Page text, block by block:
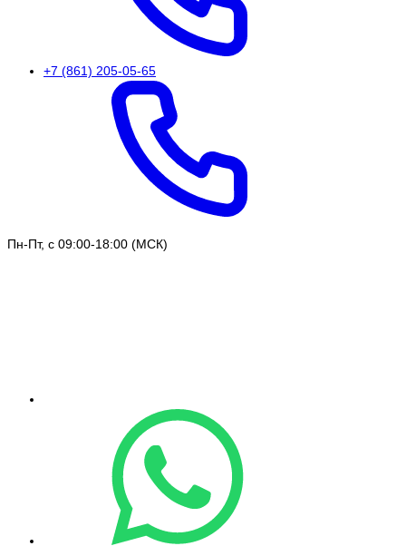
+7 (861) 205-05-65
Пн-Пт, с 09:00-18:00 (МСК)